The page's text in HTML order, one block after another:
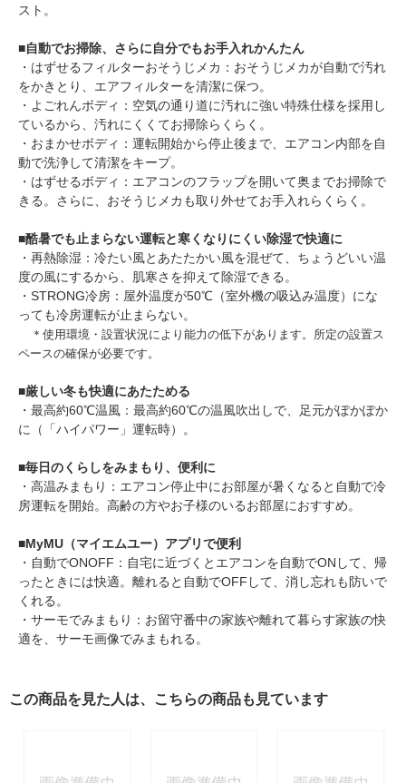
スト。
■自動でお掃除、さらに自分でもお手入れかんたん
・はずせるフィルターおそうじメカ：おそうじメカが自動で汚れ
をかきとり、エアフィルターを清潔に保つ。
・よごれんボディ：空気の通り道に汚れに強い特殊仕様を採用し
ているから、汚れにくくてお掃除らくらく。
・おまかせボディ：運転開始から停止後まで、エアコン内部を自
動で洗浄して清潔をキープ。
・はずせるボディ：エアコンのフラップを開いて奥までお掃除で
きる。さらに、おそうじメカも取り外せてお手入れらくらく。
■酷暑でも止まらない運転と寒くなりにくい除湿で快適に
・再熱除湿：冷たい風とあたたかい風を混ぜて、ちょうどいい温
度の風にするから、肌寒さを抑えて除湿できる。
・STRONG冷房：屋外温度が50℃（室外機の吸込み温度）にな
っても冷房運転が止まらない。
＊使用環境・設置状況により能力の低下があります。所定の設置ス
ペースの確保が必要です。
■厳しい冬も快適にあたためる
・最高約60℃温風：最高約60℃の温風吹出しで、足元がぽかぽか
に（「ハイパワー」運転時）。
■毎日のくらしをみまもり、便利に
・高温みまもり：エアコン停止中にお部屋が暑くなると自動で冷
房運転を開始。高齢の方やお子様のいるお部屋におすすめ。
■MyMU（マイエムユー）アプリで便利
・自動でONOFF：自宅に近づくとエアコンを自動でONして、帰
ったときには快適。離れると自動でOFFして、消し忘れも防いで
くれる。
・サーモでみまもり：お留守番中の家族や離れて暮らす家族の快
適を、サーモ画像でみまもれる。
この商品を見た人は、こちらの商品も見ています